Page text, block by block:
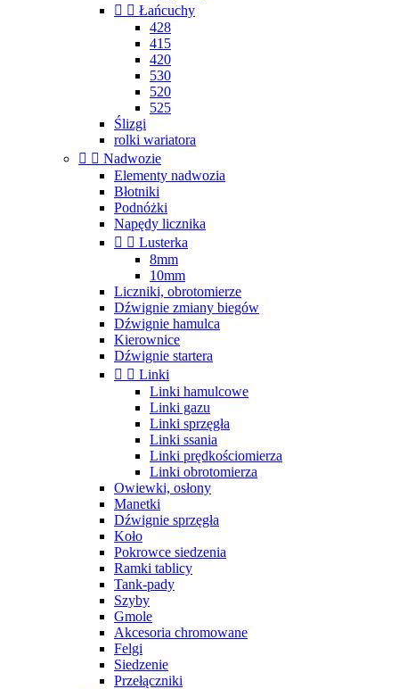
  Łańcuchy
428
415
420
530
520
525
Ślizgi
rolki wariatora
  Nadwozie
Elementy nadwozia
Błotniki
Podnóżki
Napędy licznika
  Lusterka
8mm
10mm
Liczniki, obrotomierze
Dźwignie zmiany biegów
Dźwignie hamulca
Kierownice
Dźwignie startera
  Linki
Linki hamulcowe
Linki gazu
Linki sprzęgła
Linki ssania
Linki prędkościomierza
Linki obrotomierza
Owiewki, osłony
Manetki
Dźwignie sprzęgła
Koło
Pokrowce siedzenia
Ramki tablicy
Tank-pady
Szyby
Gmole
Akcesoria chromowane
Felgi
Siedzenie
Przełączniki